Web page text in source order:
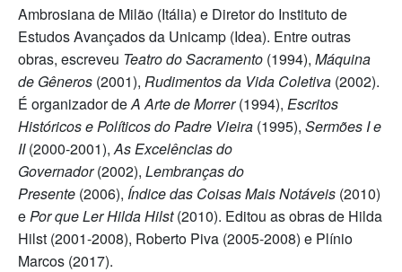
Ambrosiana de Milão (Itália) e Diretor do Instituto de
Estudos Avançados da Unicamp (Idea). Entre outras
obras, escreveu Teatro do Sacramento (1994), Máquina
de Gêneros (2001), Rudimentos da Vida Coletiva (2002).
É organizador deA Arte de Morrer(1994), Escritos
Históricos e Políticos do Padre Vieira (1995), Sermões I e
II(2000-2001),As Excelências do
Governador(2002), Lembranças do
Presente (2006), Índice das Coisas Mais Notáveis (2010)
ePor que Ler Hilda Hilst(2010). Editou as obras de Hilda
Hilst (2001-2008), Roberto Piva (2005-2008) e Plínio
Marcos (2017).